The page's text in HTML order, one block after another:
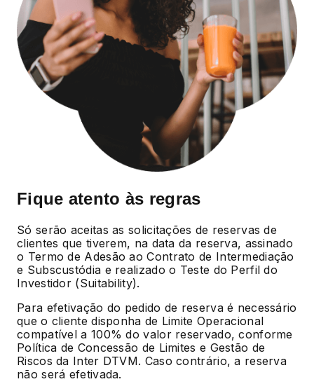
Fique atento às regras
Só serão aceitas as solicitações de reservas de
clientes que tiverem, na data da reserva, assinado
o Termo de Adesão ao Contrato de Intermediação
e Subscustódia e realizado o Teste do Perfil do
Investidor (Suitability).
Para efetivação do pedido de reserva é necessário
que o cliente disponha de Limite Operacional
compatível a 100% do valor reservado, conforme
Política de Concessão de Limites e Gestão de
Riscos da Inter DTVM. Caso contrário, a reserva
não será efetivada.